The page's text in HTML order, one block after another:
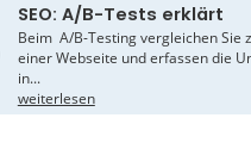
SEO: A/B-Tests erklärt
Beim A/B-Testing vergleichen Sie
einer Webseite und erfassen die
in...
weiterlesen